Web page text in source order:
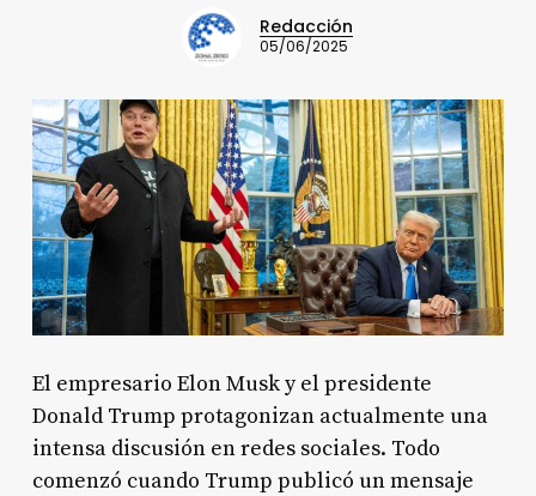
Redacción
05/06/2025
El empresario Elon Musk y el presidente
Donald Trump protagonizan actualmente una
intensa discusión en redes sociales. Todo
comenzó cuando Trump publicó un mensaje